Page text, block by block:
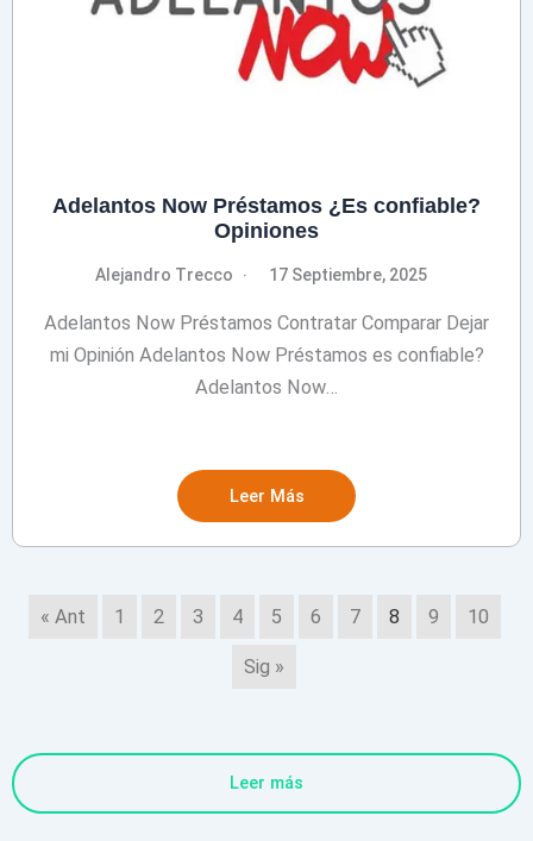
Adelantos Now Préstamos ¿Es confiable?
Opiniones
Alejandro Trecco 17 Septiembre, 2025
Adelantos Now Préstamos Contratar Comparar Dejar
mi Opinión Adelantos Now Préstamos es confiable?
Adelantos Now…
Leer Más
« Ant 1 2 3 4 5 6 7 8 9 10
Sig »
Leer más